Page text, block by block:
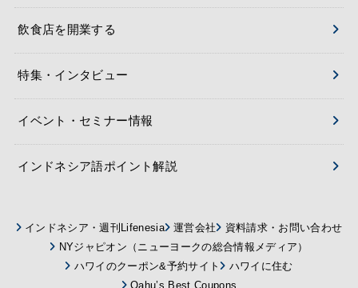
飲食店を開業する
特集・インタビュー
イベント・セミナー情報
インドネシア語ポイント解説
インドネシア・週刊Lifenesia 運営会社
資料請求・お問い合わせ
NYジャピオン（ニューヨークの総合情報メディア）
ハワイのクーポン&予約サイト
ハワイに住む
Oahu’s Best Coupons